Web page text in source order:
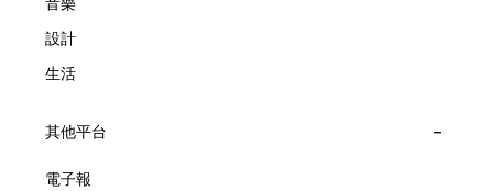
設計
生活
其他平台
電子報